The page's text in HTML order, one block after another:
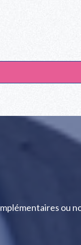
ou